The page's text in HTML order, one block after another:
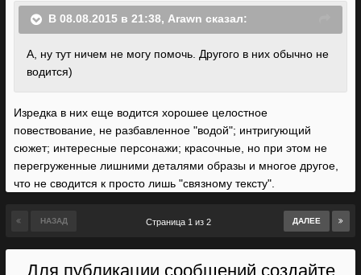
В 08.08.2015 в 21:38, Arawn сказал:
А, ну тут ничем не могу помочь. Другого в них обычно не
водится)
Изредка в них еще водится хорошее целостное
повествование, не разбавленное "водой"; интригующий
сюжет; интересные персонажи; красочные, но при этом не
перегруженные лишними деталями образы и многое другое,
что не сводится к просто лишь "связному тексту".
НАЗАД ДАЛЕЕ
Страница 1 из 2
Для публикации сообщений создайте